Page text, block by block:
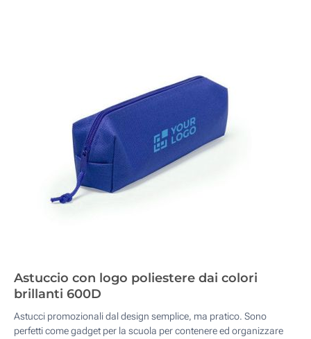
Astuccio con logo poliestere dai colori
brillanti 600D
Astucci promozionali dal design semplice, ma pratico. Sono
perfetti come gadget per la scuola per contenere ed organizzare